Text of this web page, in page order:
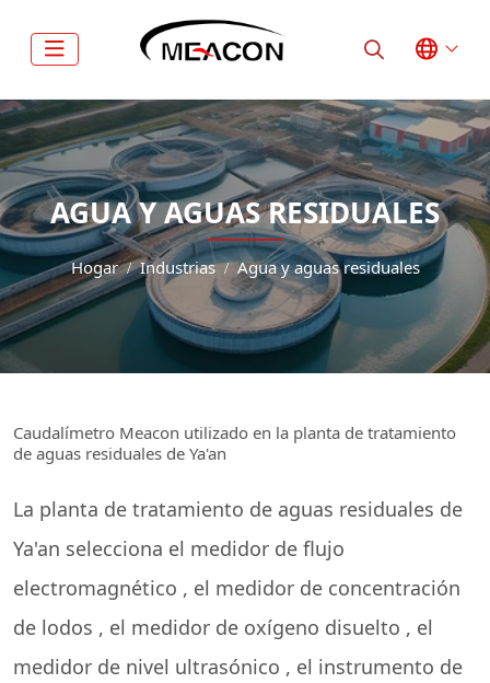
AGUA Y AGUAS RESIDUALES
Hogar Industrias Agua y aguas residuales
Caudalímetro Meacon utilizado en la planta de tratamiento
de aguas residuales de Ya'an
La planta de tratamiento de aguas residuales de
Ya'an selecciona el medidor de flujo
electromagnético , el medidor de concentración
de lodos , el medidor de oxígeno disuelto , el
medidor de nivel ultrasónico , el instrumento de